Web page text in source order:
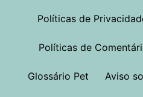
Políticas de
Políticas de
Glossário Pet Aviso